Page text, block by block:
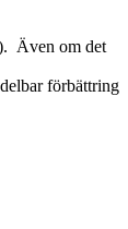
Även om det
förbättring